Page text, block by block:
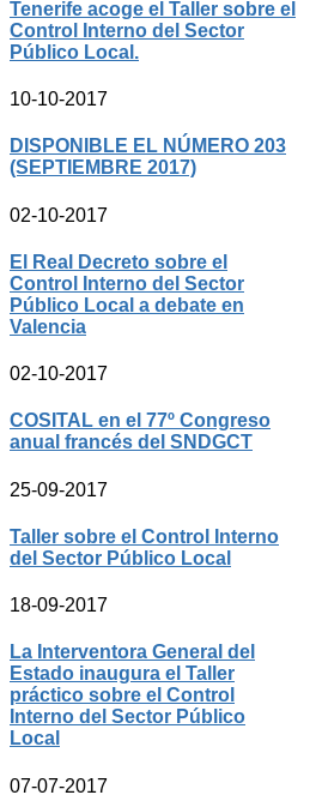
Tenerife acoge el Taller sobre el
Control Interno del Sector
Público Local.
10-10-2017
DISPONIBLE EL NÚMERO 203
(SEPTIEMBRE 2017)
02-10-2017
El Real Decreto sobre el
Control Interno del Sector
Público Local a debate en
Valencia
02-10-2017
COSITAL en el 77º Congreso
anual francés del SNDGCT
25-09-2017
Taller sobre el Control Interno
del Sector Público Local
18-09-2017
La Interventora General del
Estado inaugura el Taller
práctico sobre el Control
Interno del Sector Público
Local
07-07-2017